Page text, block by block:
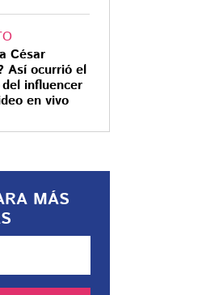
César
Así ocurrió el
influencer
en vivo
MÁS